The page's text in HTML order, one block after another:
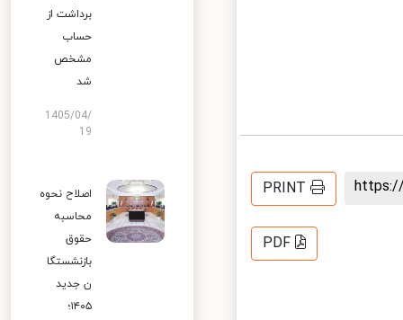
PRINT
PDF
برداشت از
حساب
مشخص
شد
1405/04/
19
اصلاح نحوه
محاسبه
حقوق
بازنشستگا
ن جدید
۱۴۰۵؛